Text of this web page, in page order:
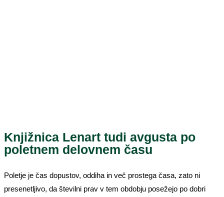
Knjižnica Lenart tudi avgusta po
poletnem delovnem času
Poletje je čas dopustov, oddiha in več prostega časa, zato ni
presenetljivo, da številni prav v tem obdobju posežejo po dobri